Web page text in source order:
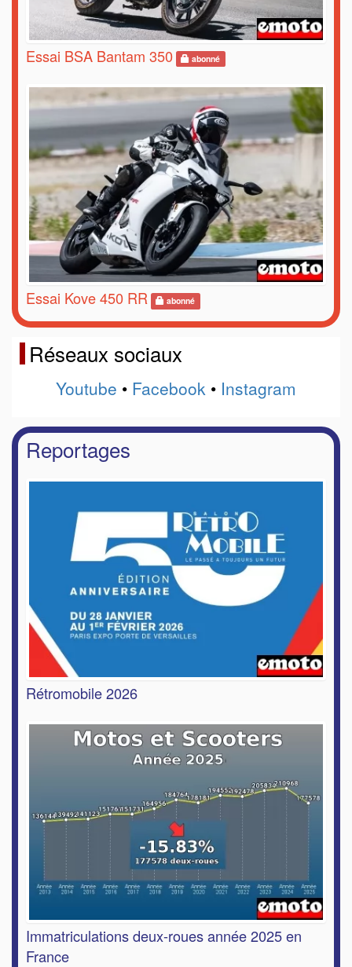
Essai BSA Bantam 350 abonné
Essai Kove 450 RR abonné
Réseaux sociaux
Youtube • Facebook • Instagram
Reportages
Rétromobile 2026
Immatriculations deux-roues année 2025 en
France